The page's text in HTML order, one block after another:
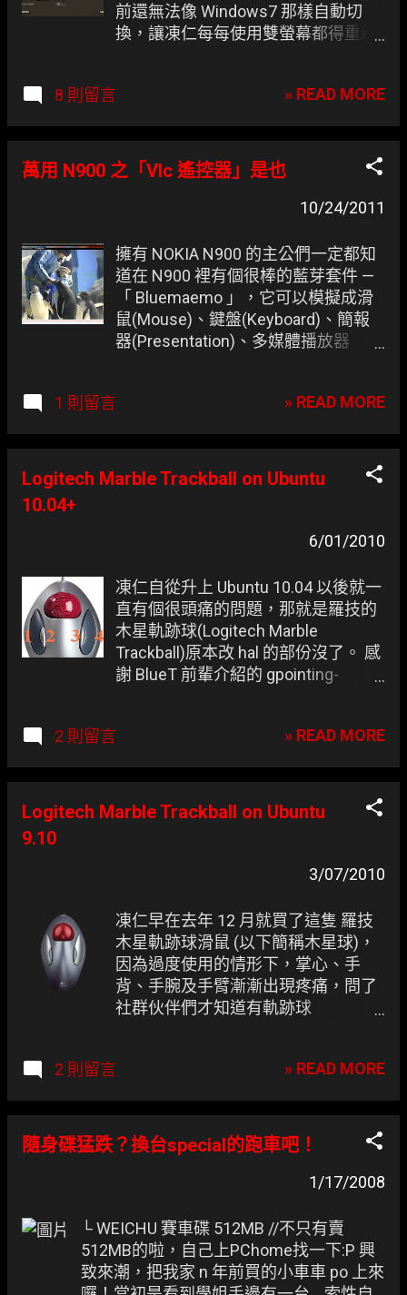
前還無法像 Windows7 那樣自動切
換，讓凍仁每每使用雙螢幕都得重新
/etc/X11/xorg.conf 來達到切換的效
最後得知 disper 也可達到同樣的效
果，索性就小小研究一下， 不得不說
Windows7 真的整合得不錯 。 延伸後
8 則留言 » READ MORE
萬用 N900 之「Vlc 遙控器」是也
10/24/2011
擁有 NOKIA N900 的主公們一定都知
道在 N900 裡有個很棒的藍芽套件 —
「 Bluemaemo 」，它可以模擬成滑
鼠(Mouse)、鍵盤(Keyboard)、簡報
器(Presentation)、多媒體播放器
Remote mode 後發現只有 全螢幕 可
VLC Remote 照樣拿 N900 當遙控
器！ 這一切的一切都是為了在大大的
1 則留言 » READ MORE
Logitech Marble Trackball on Ubuntu
10.04+
6/01/2010
凍仁自從升上 Ubuntu 10.04 以後就一
直有個很頭痛的問題，那就是羅技的
木星軌跡球(Logitech Marble
Trackball)原本改 hal 的部份沒了。 感
謝 BlueT 前輩介紹的 gpointing-
button Click)的圖形化設定軟體，不
圖中的 3 號，最後還是認為直接撰寫
shell script 跑 xinput，然後加入自動
2 則留言 » READ MORE
Logitech Marble Trackball on Ubuntu
9.10
3/07/2010
凍仁早在去年 12 月就買了這隻 羅技
木星軌跡球滑鼠 (以下簡稱木星球)，
因為過度使用的情形下，掌心、手
背、手腕及手臂漸漸出現疼痛，問了
社群伙伴們才知道有軌跡球
木星跟火星， 雖然軌跡球的評價很兩
有凍仁喜愛的紅色 份上就敗了一隻，
從此就踏上左右開弓之路。
2 則留言 » READ MORE
隨身碟猛跌？換台special的跑車吧！
1/17/2008
└ WEICHU 賽車碟 512MB //不只有賣
512MB的啦，自己上PChome找一下:P 興
致來潮，把我家 n 年前買的小車車 po 上來